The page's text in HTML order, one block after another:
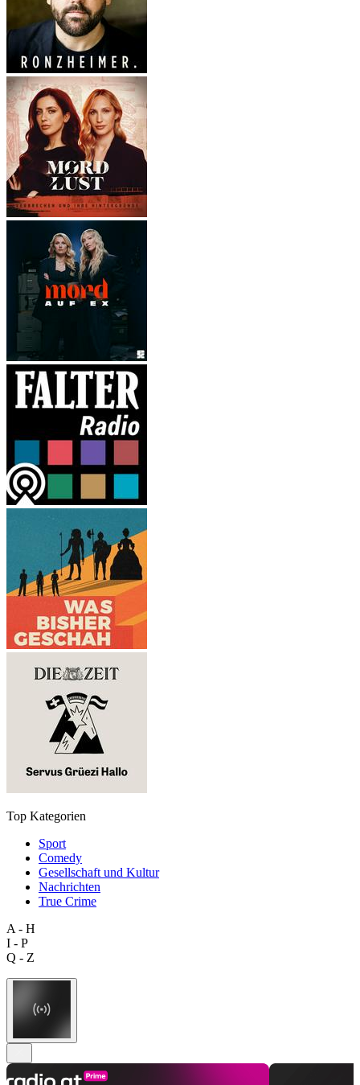
Top Kategorien
Sport
Comedy
Gesellschaft und Kultur
Nachrichten
True Crime
A - H
I - P
Q - Z